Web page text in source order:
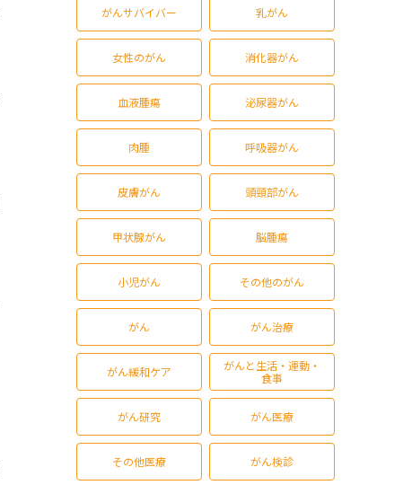
がんサバイバー 乳がん
女性のがん 消化器がん
血液腫瘍 泌尿器がん
肉腫 呼吸器がん
皮膚がん 頭頸部がん
甲状腺がん 脳腫瘍
小児がん その他のがん
がん がん治療
がん緩和ケア
がんと生活・運動・
食事
がん研究 がん医療
その他医療 がん検診